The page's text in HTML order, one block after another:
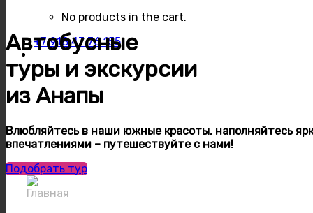
No products in the cart.
+7 918 47 76 155
Автобусные
туры и экскурсии
из Анапы
Влюбляйтесь в наши южные красоты, наполняйтесь
впечатлениями – путешествуйте с нами!
Подобрать тур